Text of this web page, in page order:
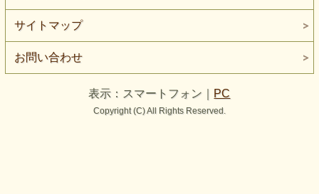
サイトマップ
お問い合わせ
表示：スマートフォン｜ PC
Copyright (C) All Rights Reserved.